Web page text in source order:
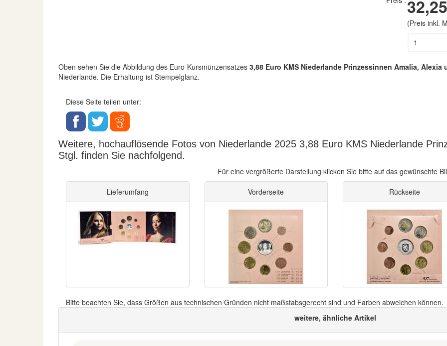
(Preis inkl.
Oben sehen Sie die Abbildung des Euro-Kursmünzensatzes 3,88 Euro KMS Niederlande Prinzessinnen Amalia, Alexia
Niederlande. Die Erhaltung ist Stempelglanz.
Diese Seite teilen unter:
Weitere, hochauflösende Fotos von Niederlande 2025 3,88 Euro KMS Niederlande
Stgl. finden Sie nachfolgend.
Für eine vergrößerte Darstellung klicken Sie bitte auf das gewünschte
Lieferumfang Vorderseite Rückseite
Bitte beachten Sie, dass Größen aus technischen Gründen nicht maßstabsgerecht sind und Farben abweichen können.
weitere, ähnliche Artikel